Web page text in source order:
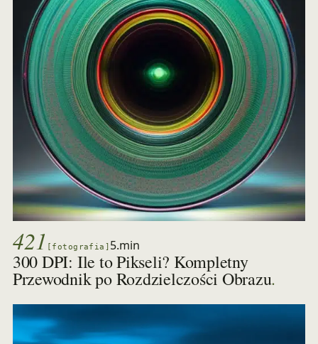
421 [fotografia] 5.min
300 DPI: Ile to Pikseli? Kompletny
Przewodnik po Rozdzielczości Obrazu.